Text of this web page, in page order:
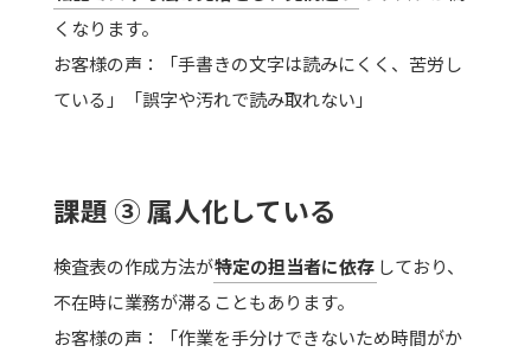
くなります。
お客様の声：「手書きの文字は読みにくく、苦労し
ている」「誤字や汚れで読み取れない」
課題 ③ 属人化している
検査表の作成方法が特定の担当者に依存 しており、
不在時に業務が滞ることもあります。
お客様の声：「作業を手分けできないため時間がか